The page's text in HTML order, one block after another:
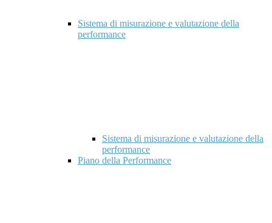
Sistema di misurazione e valutazione della
performance
Sistema di misurazione e valutazione della
performance
Piano della Performance